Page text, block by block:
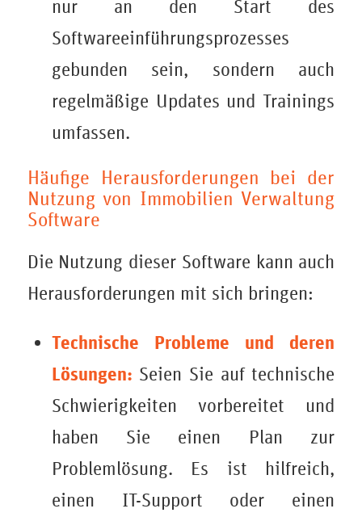
nur an den Start des
Softwareeinführungsprozesses
gebunden sein, sondern auch
regelmäßige Updates und Trainings
umfassen.
Häufige Herausforderungen bei der
Nutzung von Immobilien Verwaltung
Software
Die Nutzung dieser Software kann auch
Herausforderungen mit sich bringen:
Technische Probleme und deren
Lösungen: Seien Sie auf technische
Schwierigkeiten vorbereitet und
haben Sie einen Plan zur
Problemlösung. Es ist hilfreich,
einen IT-Support oder einen